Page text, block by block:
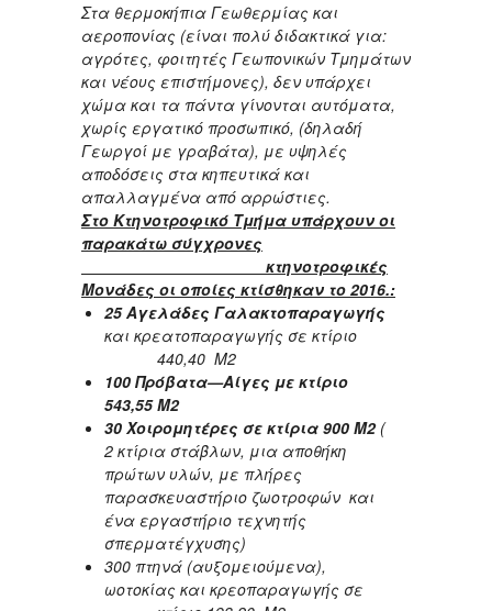
Στα θερμοκήπια Γεωθερμίας και
αεροπονίας (είναι πολύ διδακτικά για:
αγρότες, φοιτητές Γεωπονικών Τμημάτων
και νέους επιστήμονες), δεν υπάρχει
χώμα και τα πάντα γίνονται αυτόματα,
χωρίς εργατικό προσωπικό, (δηλαδή
Γεωργοί με γραβάτα), με υψηλές
αποδόσεις στα κηπευτικά και
απαλλαγμένα από αρρώστιες.
Στο Κτηνοτροφικό Τμήμα υπάρχουν οι
παρακάτω σύγχρονες
κτηνοτροφικές
Μονάδες οι οποίες κτίσθηκαν το 2016.:
25 Αγελάδες Γαλακτοπαραγωγής
και κρεατοπαραγωγής σε κτίριο
440,40 Μ2
100 Πρόβατα—Αίγες με κτίριο
543,55 Μ2
30 Χοιρομητέρες σε κτίρια 900 Μ2(
2 κτίρια στάβλων, μια αποθήκη
πρώτων υλών, με πλήρες
παρασκευαστήριο ζωοτροφών και
ένα εργαστήριο τεχνητής
σπερματέγχυσης)
300 πτηνά (αυξομειούμενα),
ωοτοκίας και κρεοπαραγωγής σε